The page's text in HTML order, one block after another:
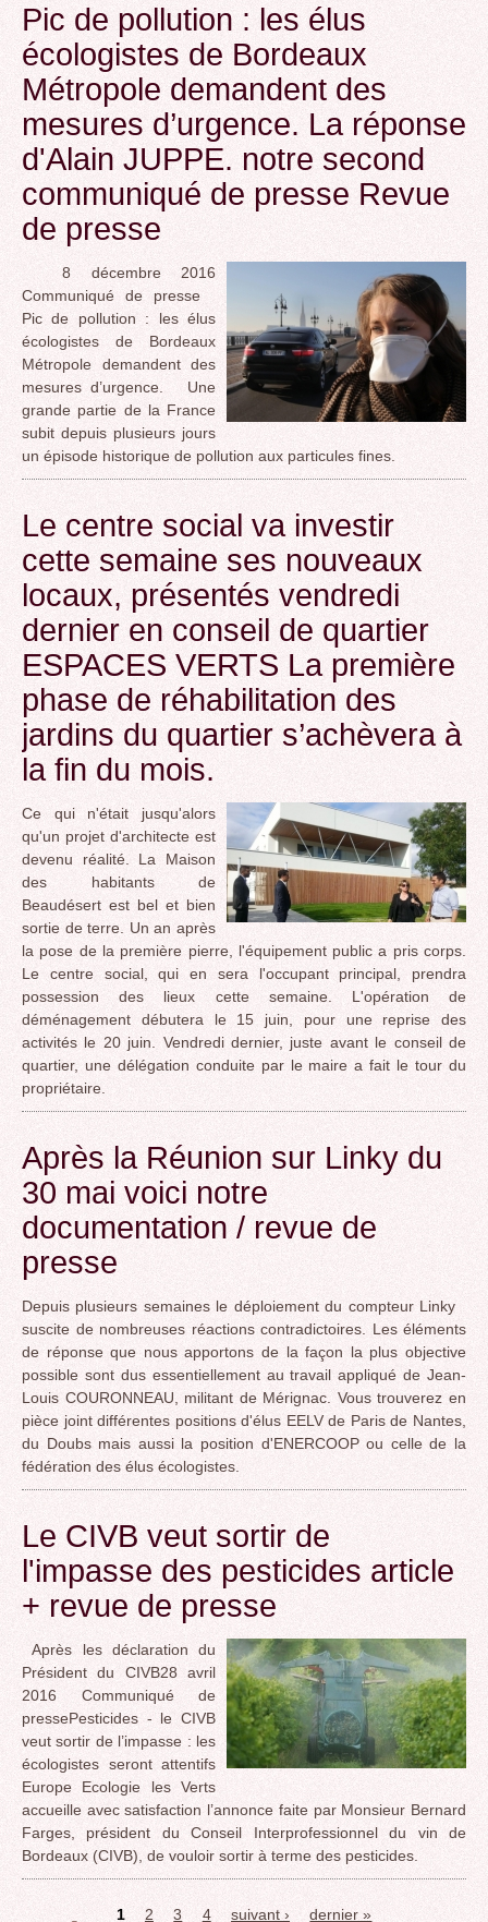
Pic de pollution : les élus
écologistes de Bordeaux
Métropole demandent des
mesures d’urgence. La réponse
d'Alain JUPPE. notre second
communiqué de presse Revue
de presse
8 décembre 2016
Communiqué de presse
Pic de pollution : les élus
écologistes de Bordeaux
Métropole demandent des
mesures d’urgence. Une
grande partie de la France
subit depuis plusieurs jours
un épisode historique de pollution aux particules fines.
Le centre social va investir
cette semaine ses nouveaux
locaux, présentés vendredi
dernier en conseil de quartier
ESPACES VERTS La première
phase de réhabilitation des
jardins du quartier s’achèvera à
la fin du mois.
Ce qui n'était jusqu'alors
qu'un projet d'architecte est
devenu réalité. La Maison
des habitants de
Beaudésert est bel et bien
sortie de terre. Un an après
la pose de la première pierre, l'équipement public a pris corps.
Le centre social, qui en sera l'occupant principal, prendra
possession des lieux cette semaine. L'opération de
déménagement débutera le 15 juin, pour une reprise des
activités le 20 juin. Vendredi dernier, juste avant le conseil de
quartier, une délégation conduite par le maire a fait le tour du
propriétaire.
Après la Réunion sur Linky du
30 mai voici notre
documentation / revue de
presse
Depuis plusieurs semaines le déploiement du compteur Linky
suscite de nombreuses réactions contradictoires. Les éléments
de réponse que nous apportons de la façon la plus objective
possible sont dus essentiellement au travail appliqué de Jean-
Louis COURONNEAU, militant de Mérignac. Vous trouverez en
pièce joint différentes positions d'élus EELV de Paris de Nantes,
du Doubs mais aussi la position d'ENERCOOP ou celle de la
fédération des élus écologistes.
Le CIVB veut sortir de
l'impasse des pesticides article
+ revue de presse
Après les déclaration du
Président du CIVB28 avril
2016 Communiqué de
pressePesticides - le CIVB
veut sortir de l’impasse : les
écologistes seront attentifs
Europe Ecologie les Verts
accueille avec satisfaction l’annonce faite par Monsieur Bernard
Farges, président du Conseil Interprofessionnel du vin de
Bordeaux (CIVB), de vouloir sortir à terme des pesticides.
1 2 3 4 suivant › dernier »